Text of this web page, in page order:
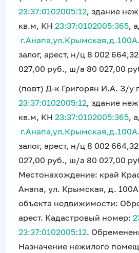
23:37:0102005:12, здание
кв.м, КН 23:37:0102005:365,
г.Анапа,ул.Крымская,д.100А.
залог, арест, н/ц 8 002
027,00 руб., ш/а 80 027,00
(повт) Д-к Григорян И.А. З/у
23:37:0102005:12, здание
кв.м, КН 23:37:0102005:365,
г.Анапа,ул.Крымская,д.100А.
залог, арест, н/ц 8 002
027,00 руб., ш/а 80 027,00
Местонахождение: край
Анапа, ул. Крымская, д.
объекта недвижимости:
арест. Кадастровый номер:
23:37:0102005:12.
Назначение нежилого